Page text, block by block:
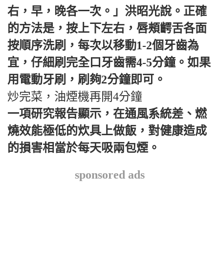
右，早，晚各一次。」洪昭光說。正確
的方法是，按上下左右，唇頰齶舌各面
按順序洗刷，每次以移動1-2個牙齒為
宜，仔細刷完全口牙齒需4-5分鐘。如果
用電動牙刷，刷夠2分鐘即可。
炒完菜，油煙機再開4分鐘
一項研究報告顯示，在通風系統差、燃
燒效能極低的炊具上做飯，對健康造成
的損害相當於每天吸兩包煙。
sponsored ads